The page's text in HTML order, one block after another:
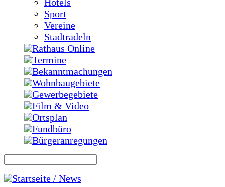
Sport
Vereine
Stadtradeln
Rathaus Online
Termine
Bekanntmachungen
Wohnbaugebiete
Gewerbegebiete
Film & Video
Ortsplan
Fundbüro
Bürgeranregungen
Startseite / News